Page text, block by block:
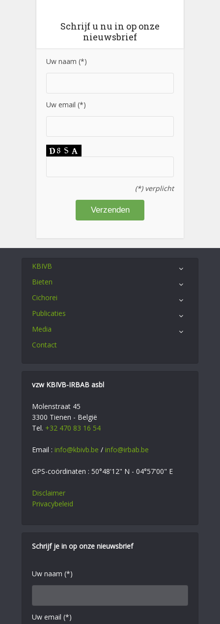
Schrijf u nu in op onze
nieuwsbrief
Uw naam (*)
Uw email (*)
(*) verplicht
KBIVB
Bieten
Cichorei
Publicaties
Media
Contact
vzw KBIVB-IRBAB asbl
Molenstraat 45
3300 Tienen - België
Tel. +32 470 83 16 54
Email : info@kbivb.be / info@irbab.be
GPS-coördinaten : 50°48'12" N - 04°57'00" E
Disclaimer
Privacybeleid
Schrijf je in op onze nieuwsbrief
Uw naam (*)
Uw email (*)